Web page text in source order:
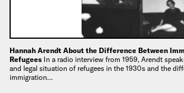
Hannah Arendt About the Difference Between
Refugees In a radio interview from 1959, Arendt
and legal situation of refugees in the 1930s and the
immigration…